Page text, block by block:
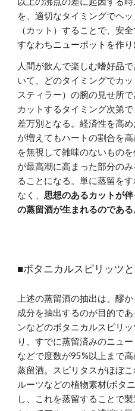
を、適切なタイミングでヘ
（カット）することで、安
すなわちニューポットを作り
人間が飲んで楽しむ嗜好品
いて、どのタイミングでカ
スティラー）の腕の見せ所
カットするタイミング次第
差万別となる。経済性を高
が増えてもハートの割合を
を無視して雑味のないもの
が最高潮に高まった部分の
ることになる。単に蒸留を
なく、思想のあるカットが
の蒸留酒が生まれるのである
■ボタニカルスピリッツ
上述の蒸留酒の抽出は、醪
成分を抽出するのが目的で
ンなどのボタニカルスピリ
り、すでに蒸留済みのニュ
などで度数が95%以上まで
蒸留酒。スピリタスがほぼ
ルーツなどの植物素材(ボタ
し、これを蒸留することで